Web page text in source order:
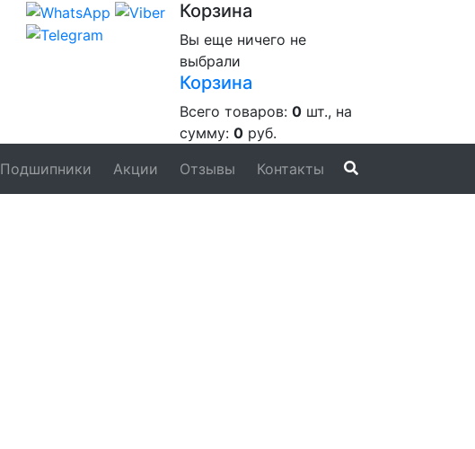
Корзина
Вы еще ничего не
выбрали
Корзина
Всего товаров:0 шт., на
сумму:0 руб.
Подшипники Акции Отзывы Контакты